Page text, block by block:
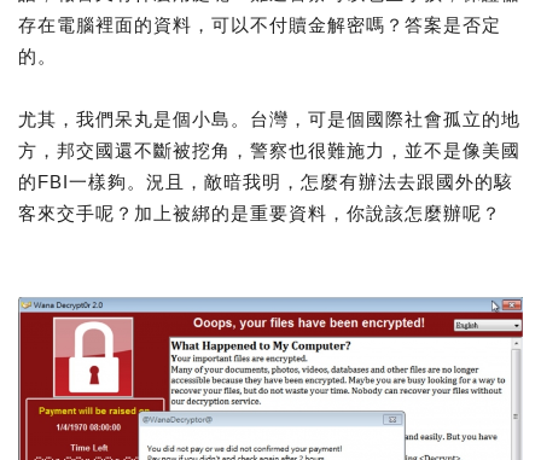
存在電腦裡面的資料，可以不付贖金解密嗎？答案是否定
的。
尤其，我們呆丸是個小島。台灣，可是個國際社會孤立的地
方，邦交國還不斷被挖角，警察也很難施力，並不是像美國
的FBI一樣夠。況且，敵暗我明，怎麼有辦法去跟國外的駭
客來交手呢？加上被綁的是重要資料，你說該怎麼辦呢？